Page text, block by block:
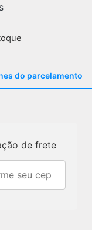
do parcelamento
de frete